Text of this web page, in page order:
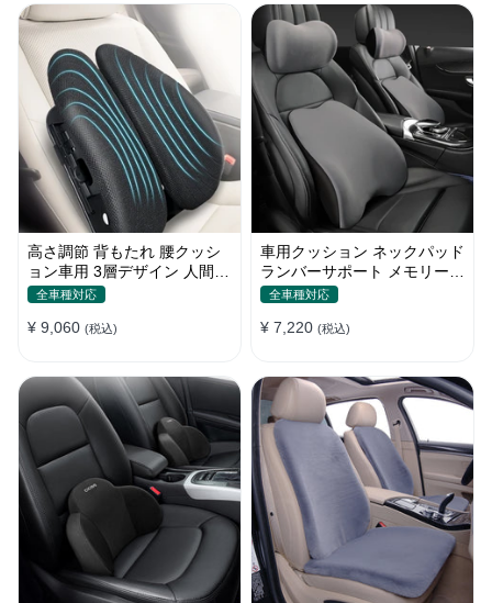
高さ調節 背もたれ 腰クッシ
ョン車用 3層デザイン 人間工
学デザイン 姿勢サポート
全車種対応
¥ 9,060 (税込)
車用クッション ネックパッド
ランバーサポート メモリーフ
ォーム 姿勢 人間工学 疲労回
全車種対応
¥ 7,220 (税込)